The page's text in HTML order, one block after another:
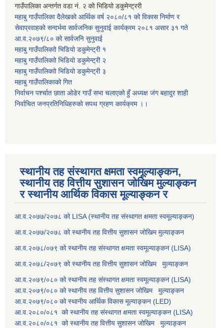
गाउँपालिका अन्तर्गत वडा नं. २ को भिडियो डकुमेन्ट्ररी
महाबु गाउँपालिका दैलेखको आर्थिक वर्ष २०८०/८१ को विकास निर्माण र
सेवाप्रवाहको सन्दर्भमा सार्वजनिक सुनुवाई कार्यक्रम २०८१ असार ३१ गते
आ.व.२०७९/८० को सार्वजनि सुनुवाई
महाबु गाउँपालिकाो भिडियो डकुमेन्ट्री १
महाबु गाउँपालिकाो भिडियो डकुमेन्ट्री २
महाबु गाउँपालिकाो भिडियो डकुमेन्ट्री ३
महाबु गाउँपालिकाको गित
निर्वाचन पर्श्चात छाता ओडेर गाउँ सभा चलाएको हुँ अध्यक्ष जंग बहादुर शाही
निर्वाचित जनप्रतिनिधिहरुको सपथ ग्रहण कार्यक्रम ।।
स्थानीय तह संस्थागत क्षमता स्वमूल्याङ्कन,
स्थानीय तह वित्तीय सुशासन जोखिम मुल्याङ्कन
र स्थानीय आर्थिक विकास मूल्याङ्कन र
आ.व.२०७७/२०७८ को LISA (स्थानीय तह संस्थागत क्षमता स्वमूल्याङ्कन)
आ.व.२०७७/२०७८ को स्थानीय तह वित्तीय सुशासन जोखिम मुल्याङ्कन
आ.व.२०७८/०७९ को स्थानीय तह संस्थागत क्षमता स्वमूल्याङ्कन (LISA)
आ.व.२०७८/२०७९ को स्थानीय तह वित्तीय सुशासन जोखिम मुल्याङ्कन
आ.व.२०७९/०८० को स्थानीय तह संस्थागत क्षमता स्वमूल्याङ्कन (LISA)
आ.व.२०७९/०८० को स्थानीय तह वित्तीय सुशासन जोखिम मुल्याङ्कन
आ.व.२०७९/०८० को स्थानीय आर्थिक विकास मूल्याङ्कन (LED)
आ.व.२०८०/०८१ को स्थानीय तह संस्थागत क्षमता स्वमूल्याङ्कन (LISA)
आ.व.२०८०/०८१ को स्थानीय तह वित्तीय सुशासन जोखिम मुल्याङ्कन